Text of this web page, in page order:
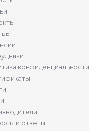
конфиденциальности
и ответы